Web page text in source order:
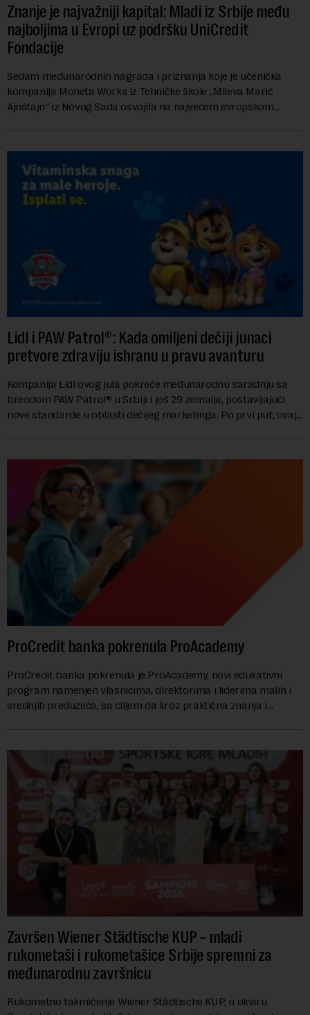
Znanje je najvažniji kapital: Mladi iz Srbije među
najboljima u Evropi uz podršku UniCredit
Fondacije
Sedam međunarodnih nagrada i priznanja koje je učenička
kompanija Moneta Works iz Tehničke škole „Mileva Marić
Ajnštajn“ iz Novog Sada osvojila na najvećem evropskom
Lidl i PAW Patrol®: Kada omiljeni dečiji junaci
pretvore zdraviju ishranu u pravu avanturu
Kompanija Lidl ovog jula pokreće međunarodnu saradnju sa
brendom PAW Patrol® u Srbiji i još 29 zemalja, postavljajući
nove standarde u oblasti dečijeg marketinga. Po prvi put, ovaj
ProCredit banka pokrenula ProAcademy
ProCredit banka pokrenula je ProAcademy, novi edukativni
program namenjen vlasnicima, direktorima i liderima malih i
srednjih preduzeća, sa ciljem da kroz praktična znanja i
Završen Wiener Städtische KUP – mladi
rukometaši i rukometašice Srbije spremni za
međunarodnu završnicu
Rukometno takmičenje Wiener Städtische KUP, u okviru